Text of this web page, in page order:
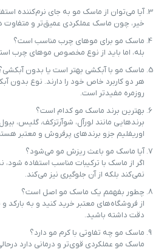
آیا می‌توان از ماسک مو به جای نرم‌کننده
خیر، چون ماسک عملکردی عمیق‌تر و متفاوت
ماسک مو برای موهای چرب مناسب است؟
بله، اما باید از نوع مخصوص موهای چرب
ماسک مو با آبکشی بهتر است یا بدون
هر دو کاربرد خاص خود را دارند. نوع بدون
روزمره مفیدتر است.
بهترین برند ماسک مو کدام است؟
برندهایی مانند لورآل، شوآرتزکف، گلیس،
اوریفلیم جزو برندهای پرفروش و معتبر
آیا ماسک مو باعث ریزش مو می‌شود؟
اگر از ماسک با ترکیبات مناسب استفاده شود،
نمی‌کند بلکه از آن جلوگیری نیز می‌کند.
چطور بفهمم یک ماسک مو اصل است؟
از فروشگاه‌های معتبر خرید کنید و به
دقت داشته باشید.
ماسک مو چه تفاوتی با کرم مو دارد؟
ماسک مو عملکردی قوی‌تر و درمانی دارد